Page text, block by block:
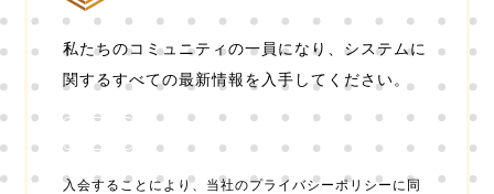
私たちのコミュニティの一員になり、システムに
関するすべての最新情報を入手してください。
入会することにより、当社のプライバシーポリシーに同